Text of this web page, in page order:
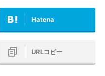
Hatena
URLコピー